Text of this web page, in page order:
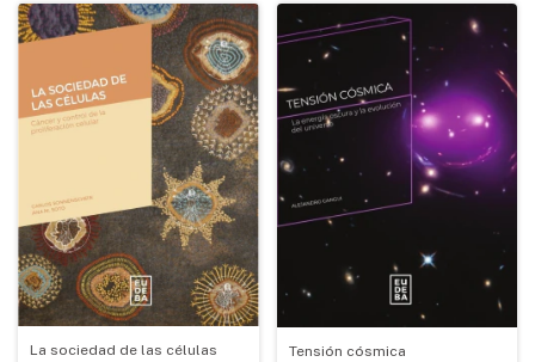
La sociedad de las células Tensión cósmica